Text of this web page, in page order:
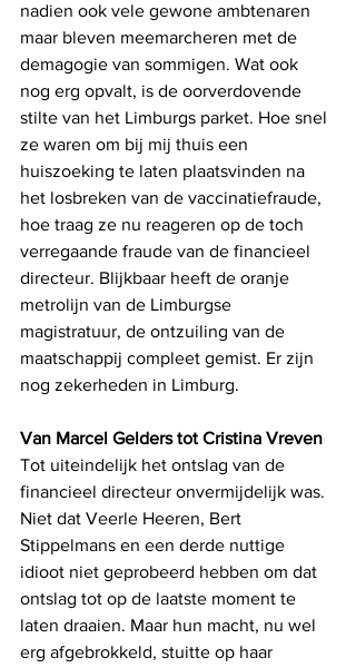
nadien ook vele gewone ambtenaren
maar bleven meemarcheren met de
demagogie van sommigen. Wat ook
nog erg opvalt, is de oorverdovende
stilte van het Limburgs parket. Hoe snel
ze waren om bij mij thuis een
huiszoeking te laten plaatsvinden na
het losbreken van de vaccinatiefraude,
hoe traag ze nu reageren op de toch
verregaande fraude van de financieel
directeur. Blijkbaar heeft de oranje
metrolijn van de Limburgse
magistratuur, de ontzuiling van de
maatschappij compleet gemist. Er zijn
nog zekerheden in Limburg.
Van Marcel Gelders tot Cristina Vreven
Tot uiteindelijk het ontslag van de
financieel directeur onvermijdelijk was.
Niet dat Veerle Heeren, Bert
Stippelmans en een derde nuttige
idioot niet geprobeerd hebben om dat
ontslag tot op de laatste moment te
laten draaien. Maar hun macht, nu wel
erg afgebrokkeld, stuitte op haar